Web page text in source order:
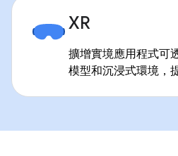
XR
擴增實境應用程式可
模型和沉浸式環境，